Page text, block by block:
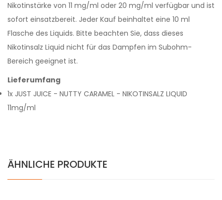
Nikotinstärke von 11 mg/ml oder 20 mg/ml verfügbar und ist
sofort einsatzbereit. Jeder Kauf beinhaltet eine 10 ml
Flasche des Liquids. Bitte beachten Sie, dass dieses
Nikotinsalz Liquid nicht für das Dampfen im Subohm-
Bereich geeignet ist.
Lieferumfang
1x JUST JUICE - NUTTY CARAMEL - NIKOTINSALZ LIQUID
11mg/ml
ÄHNLICHE PRODUKTE